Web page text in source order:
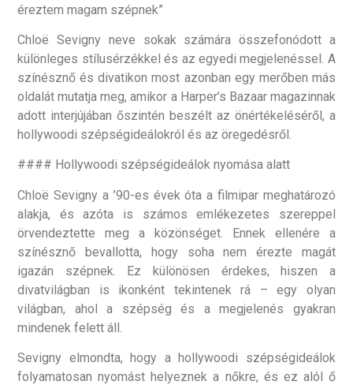
éreztem magam szépnek”
Chloë Sevigny neve sokak számára összefonódott a
különleges stílusérzékkel és az egyedi megjelenéssel. A
színésznő és divatikon most azonban egy merőben más
oldalát mutatja meg, amikor a Harper’s Bazaar magazinnak
adott interjújában őszintén beszélt az önértékeléséről, a
hollywoodi szépségideálokról és az öregedésről.
#### Hollywoodi szépségideálok nyomása alatt
Chloë Sevigny a ’90-es évek óta a filmipar meghatározó
alakja, és azóta is számos emlékezetes szereppel
örvendeztette meg a közönséget. Ennek ellenére a
színésznő bevallotta, hogy soha nem érezte magát
igazán szépnek. Ez különösen érdekes, hiszen a
divatvilágban is ikonként tekintenek rá – egy olyan
világban, ahol a szépség és a megjelenés gyakran
mindenek felett áll.
Sevigny elmondta, hogy a hollywoodi szépségideálok
folyamatosan nyomást helyeznek a nőkre, és ez alól ő